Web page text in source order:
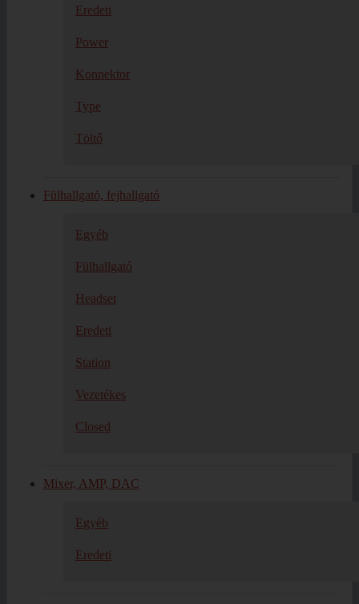
Eredeti
Power
Konnektor
Type
Töltő
Fülhallgató, fejhallgató
Egyéb
Fülhallgató
Headset
Eredeti
Station
Vezetékes
Closed
Mixer, AMP, DAC
Egyéb
Eredeti